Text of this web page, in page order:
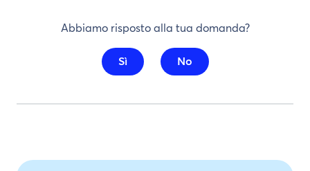
Abbiamo risposto alla tua domanda?
Sì No